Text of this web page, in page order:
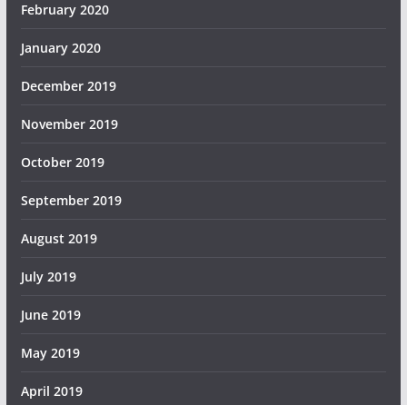
February 2020
January 2020
December 2019
November 2019
October 2019
September 2019
August 2019
July 2019
June 2019
May 2019
April 2019